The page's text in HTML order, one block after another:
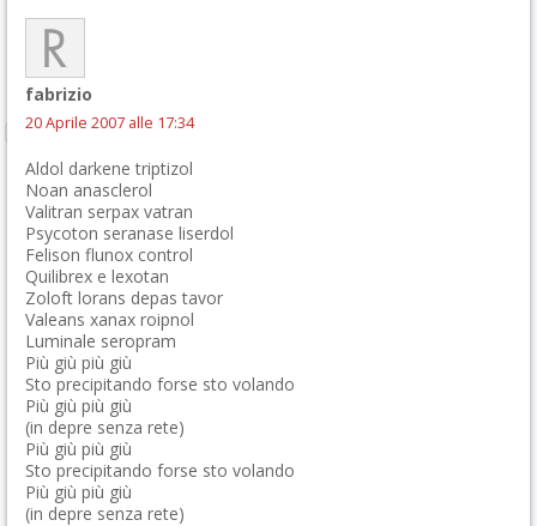
fabrizio
20 Aprile 2007 alle 17:34
Aldol darkene triptizol
Noan anasclerol
Valitran serpax vatran
Psycoton seranase liserdol
Felison flunox control
Quilibrex e lexotan
Zoloft lorans depas tavor
Valeans xanax roipnol
Luminale seropram
Più giù più giù
Sto precipitando forse sto volando
Più giù più giù
(in depre senza rete)
Più giù più giù
Sto precipitando forse sto volando
Più giù più giù
(in depre senza rete)